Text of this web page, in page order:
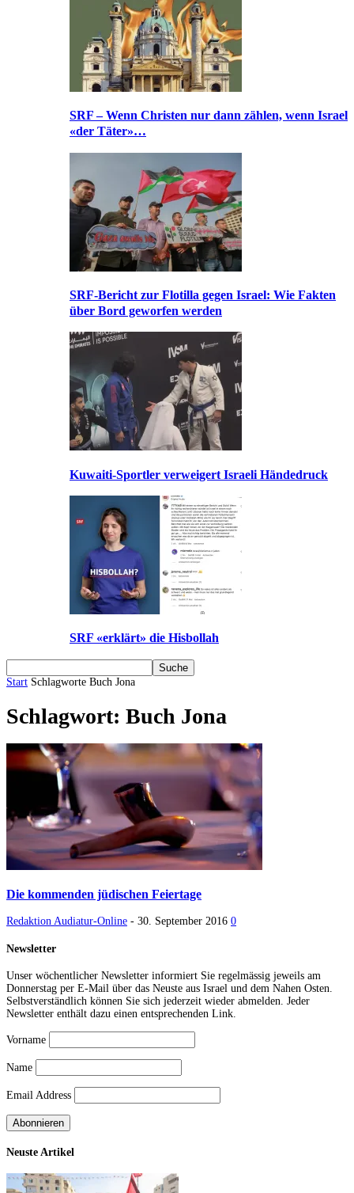
SRF – Wenn Christen nur dann zählen, wenn Israel
«der Täter»…
SRF-Bericht zur Flotilla gegen Israel: Wie Fakten
über Bord geworfen werden
Kuwaiti-Sportler verweigert Israeli Händedruck
SRF «erklärt» die Hisbollah
Start Schlagworte Buch Jona
Schlagwort: Buch Jona
Die kommenden jüdischen Feiertage
Redaktion Audiatur-Online - 30. September 2016 0
Newsletter
Unser wöchentlicher Newsletter informiert Sie regelmässig jeweils am
Donnerstag per E-Mail über das Neuste aus Israel und dem Nahen Osten.
Selbstverständlich können Sie sich jederzeit wieder abmelden. Jeder
Newsletter enthält dazu einen entsprechenden Link.
Vorname
Name
Email Address
Neuste Artikel